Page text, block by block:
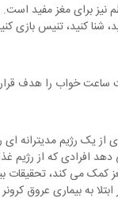
برای مغز مفید است.
خواب را هدف
یک رژیم مدیترانه
که از رژیم
کمک می کند،
به بیماری عروق